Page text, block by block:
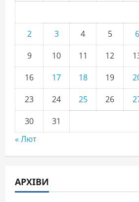
2
3 4 5 6
9
10 11 12
16
17 18 19
23
24 25 26
30
31
« Лют
АРХІВИ